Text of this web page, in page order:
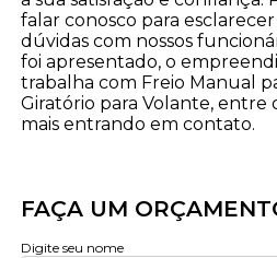
falar conosco para
dúvidas com nossos
foi apresentado, o
trabalha com Freio Manual
Giratório para Volante, entre
mais entrando em contato.
FAÇA UM
Digite seu nome